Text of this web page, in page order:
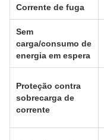
Corrente de fuga
Sem
carga/consumo de
energia em espera
Proteção contra
sobrecarga de
corrente